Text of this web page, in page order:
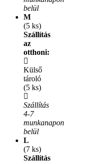
belül
M
(5 ks)
Szállítás
az
otthoni:
Külső
tároló
(5 ks)
Szállítás
4-7
munkanapon
belül
L
(7 ks)
Szállítás